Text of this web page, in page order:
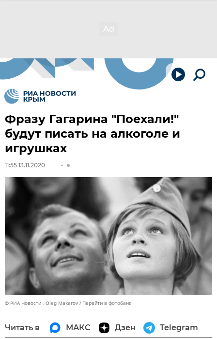
Фразу Гагарина "Поехали!"
будут писать на алкоголе и
игрушках
11:55 13.11.2020
© РИА Новости . Oleg Makarov Перейти в фотобанк
Читать в МАКС Дзен Telegram